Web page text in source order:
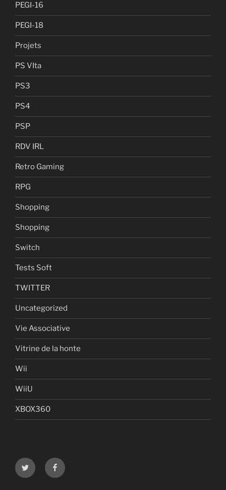
PEGI-16
PEGI-18
Projets
PS VIta
PS3
PS4
PSP
RDV IRL
Retro Gaming
RPG
Shopping
Shopping
Switch
Tests Soft
TWITTER
Uncategorized
Vie Associative
Vitrine de la honte
Wii
WiiU
XBOX360
Twitter Facebook